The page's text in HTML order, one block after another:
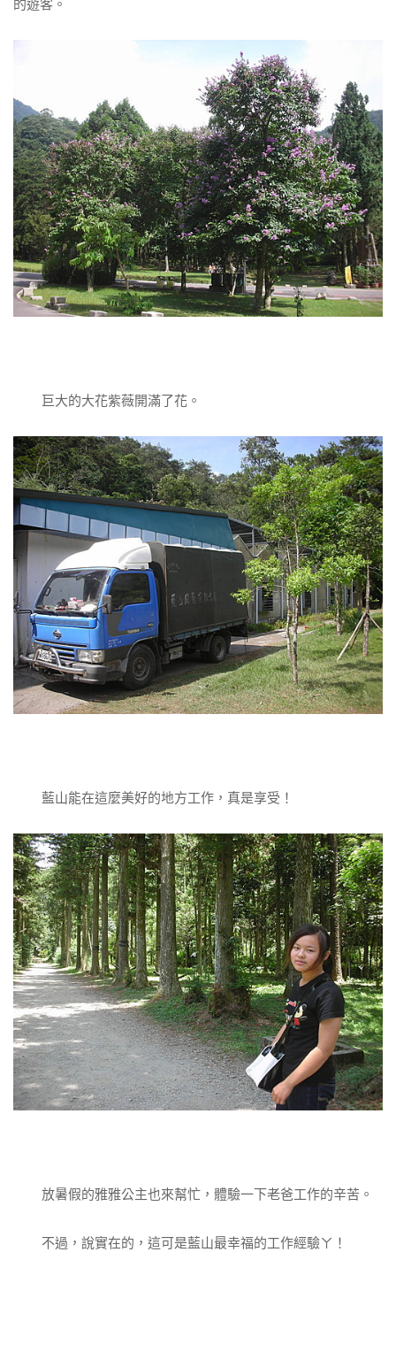
的遊客。
巨大的大花紫薇開滿了花。
藍山能在這麼美好的地方工作，真是享受！
放暑假的雅雅公主也來幫忙，體驗一下老爸工作的辛苦。
不過，說實在的，這可是藍山最幸福的工作經驗ㄚ！